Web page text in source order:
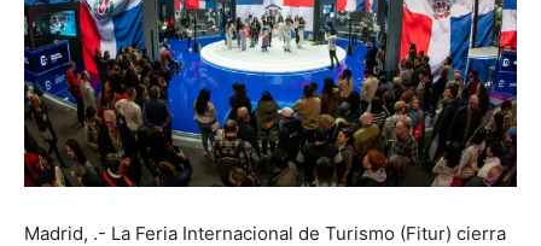
Madrid, .- La Feria Internacional de Turismo (Fitur) cierra